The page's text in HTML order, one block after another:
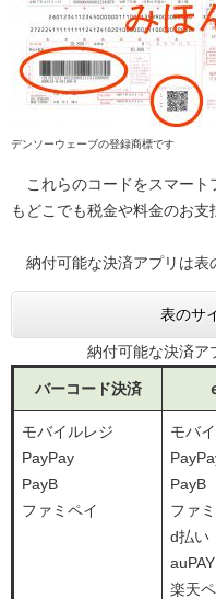
デンソーウェーブの登録商標です
これらのコードをスマート
もどこでも税金や料金のお支
納付可能な決済アプリは表
表のサ
納付可能な決済ア
バーコード決済
モバイルレジ
PayPay
PayB
ファミペイ
モバ
PayB
ファ
d払い
auPAY
楽天